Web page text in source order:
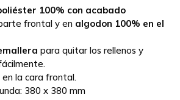
100% con acabado
frontal y en algodon 100% en el
para quitar los rellenos y
la cara frontal.
380 x 380 mm